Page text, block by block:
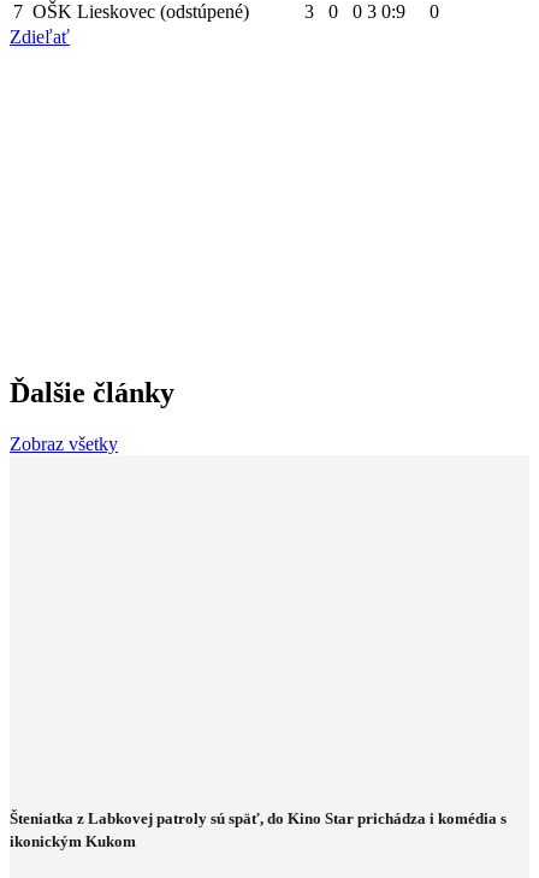
7 OŠK Lieskovec (odstúpené) 3 0 0 3 0:9
0
Zdieľať
Ďalšie články
Zobraz všetky
Šteniatka z Labkovej patroly sú späť, do Kino Star prichádza i komédia s
ikonickým Kukom